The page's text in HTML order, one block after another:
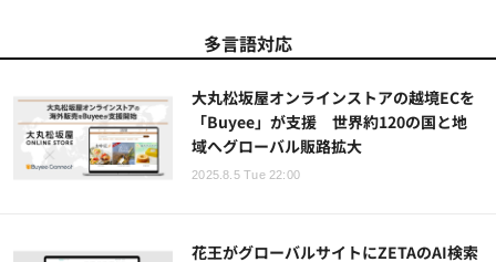
多言語対応
大丸松坂屋オンラインストアの越境ECを
「Buyee」が支援 世界約120の国と地
域へグローバル販路拡大
2025.8.5 Tue 22:00
花王がグローバルサイトにZETAのAI検索